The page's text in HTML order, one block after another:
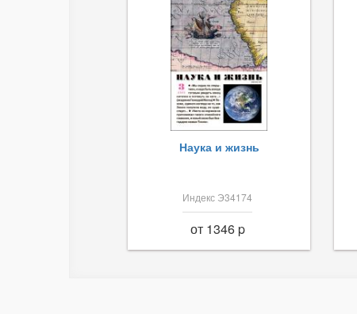
Наука и жизнь
Индекс Э34174
от 1346 p